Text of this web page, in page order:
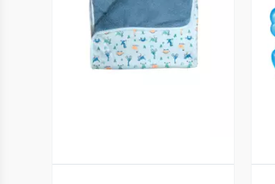
Vista Previa